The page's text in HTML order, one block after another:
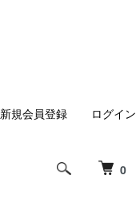
0
新規会員登録 ログイン